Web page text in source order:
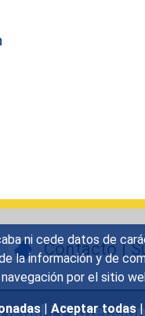
ni cede datos de
la información y de
navegación por el sitio
| Aceptar todas |
Contacto|
legal|